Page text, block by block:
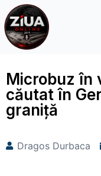
Microbuz în
căutat în
graniță
Dragos Durbaca